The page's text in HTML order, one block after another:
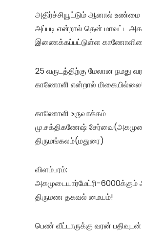
அதிர்ச்சியூட்டும் ஆனால் உண்மை
அப்படி என்றால் தென் மாவட்ட
இணைக்கப்பட்டுள்ள
25 வருடத்திற்கு மேலான நமது
காணோளி என்றால்
காணோளி உருவாக்கம்
மு.சக்திகணேஷ்
திருமங்கலம்(மதுரை)
விளம்பரம்:
அகமுடையார்மேட்ரி-
திருமண தகவல் மையம்!
பெண் வீட்டாருக்கு வரன்